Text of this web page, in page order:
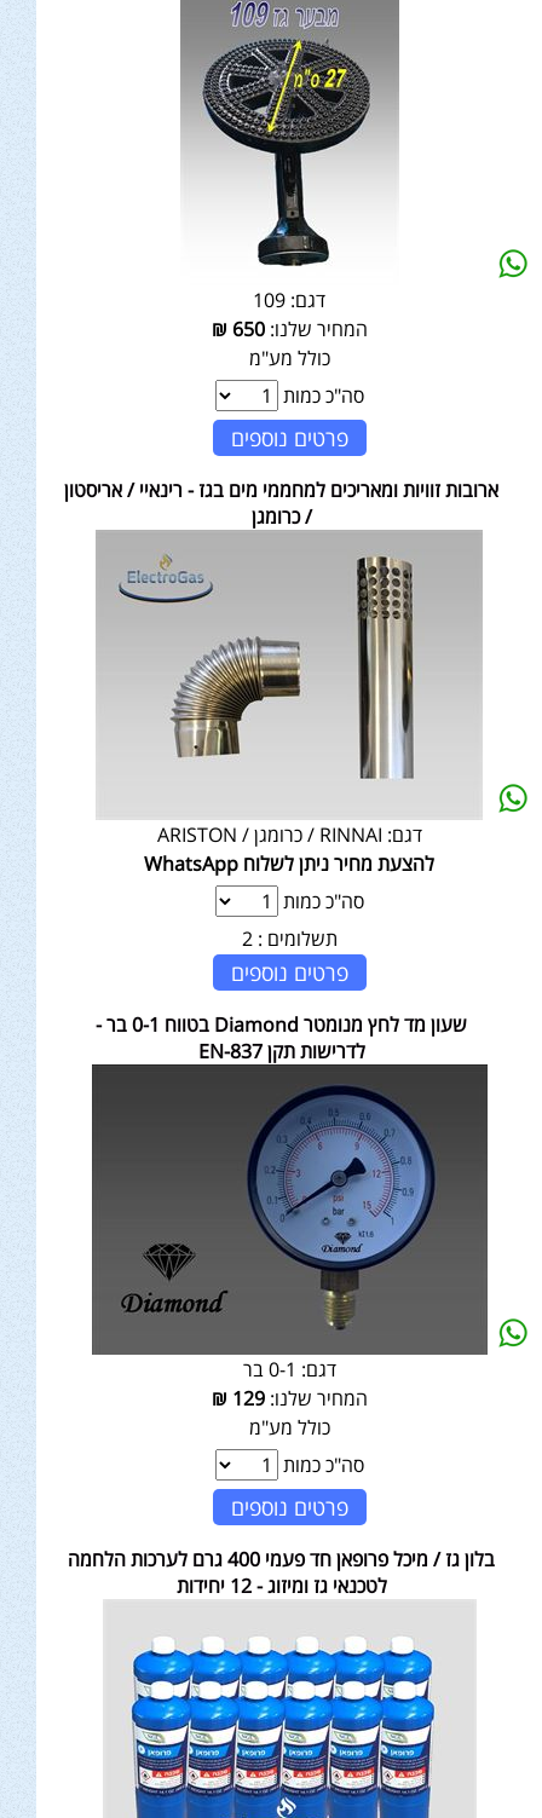
דגם: 109
המחיר שלנו:650
₪
כולל מע"מ
סה"כ כמות
פרטים נוספים
ארובות זוויות ומאריכים למחממי מים בגז - רינאיי / אריסטון
/ כרומגן
דגם: RINNAI / כרומגן / ARISTON
להצעת מחיר ניתן לשלוח WhatsApp
סה"כ כמות
תשלומים : 2
פרטים נוספים
שעון מד לחץ מנומטר Diamond בטווח 0-1 בר -
לדרישות תקן EN-837
דגם: 0-1 בר
המחיר שלנו:129
₪
כולל מע"מ
סה"כ כמות
פרטים נוספים
בלון גז / מיכל פרופאן חד פעמי 400 גרם לערכות הלחמה
לטכנאי גז ומיזוג - 12 יחידות